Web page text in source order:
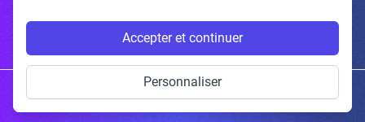
Copyright © 2026 | Gum Studio. Tous droits réservés.
Accepter et continuer
Personnaliser